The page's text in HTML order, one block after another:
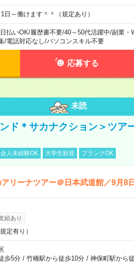
～働けます＾＾（規定あり）
日払いOK/履歴書不要/40～50代活躍中/副業・
/電話対応なし/パソコンスキル不要
応募する
未読
ド＊サカナクション＞ツア
人未経験OK 大学生歓迎 ブランクOK
リーナツアー＠日本武道館／9月8
給あり
定有り）
歩5分/ 竹橋駅から徒歩10分/ 神保町駅から